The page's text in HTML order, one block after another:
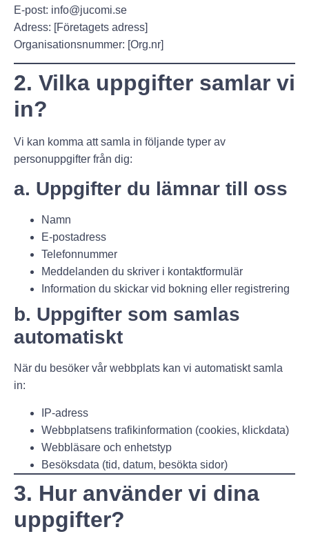
E-post: info@jucomi.se
Adress: [Företagets adress]
Organisationsnummer: [Org.nr]
2. Vilka uppgifter samlar vi
in?
Vi kan komma att samla in följande typer av
personuppgifter från dig:
a. Uppgifter du lämnar till oss
Namn
E-postadress
Telefonnummer
Meddelanden du skriver i kontaktformulär
Information du skickar vid bokning eller registrering
b. Uppgifter som samlas
automatiskt
När du besöker vår webbplats kan vi automatiskt samla
in:
IP-adress
Webbplatsens trafikinformation (cookies, klickdata)
Webbläsare och enhetstyp
Besöksdata (tid, datum, besökta sidor)
3. Hur använder vi dina
uppgifter?